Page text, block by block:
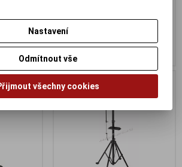
Původní cena:5 499 Kč
Sleva: 4 %
Koupit
Nastavení
Odmítnout vše
všechny cookies